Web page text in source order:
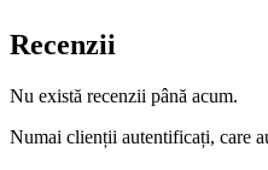
Recenzii
Nu există recenzii până acum.
Numai clienții autentificați, care